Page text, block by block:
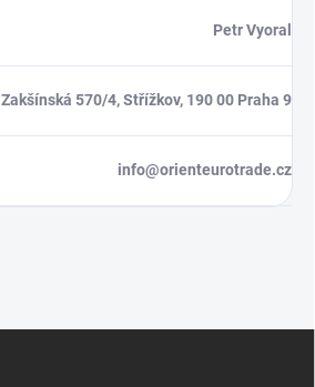
Petr Vyoral
Zakšínská 570/4, Střížkov, 190 00 Praha 9
info@orienteurotrade.cz